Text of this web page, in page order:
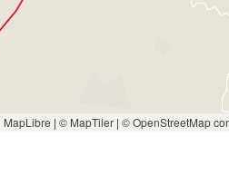
MapLibre | © MapTiler | © OpenStreetMap